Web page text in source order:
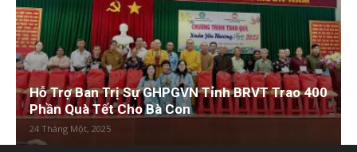
Hỗ Trợ Ban Trị Sự GHPGVN Tỉnh BRVT Trao 400
Phần Quà Tết Cho Bà Con
24 Tháng Một, 2025